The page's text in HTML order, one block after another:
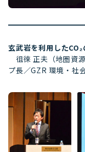
玄武岩を利用した
徂徠 正夫（地圏資
プ長／GZR 環境・社